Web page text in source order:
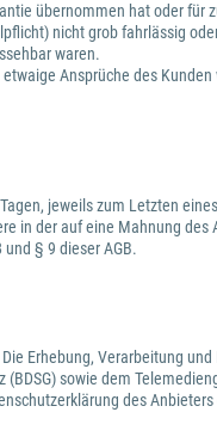
übernommen hat oder
nicht grob fahrlässig
waren.
Ansprüche des
jeweils zum Letzten
in der auf eine Mahnung
§ 9 dieser AGB.
Erhebung, Verarbeitung
sowie dem
des